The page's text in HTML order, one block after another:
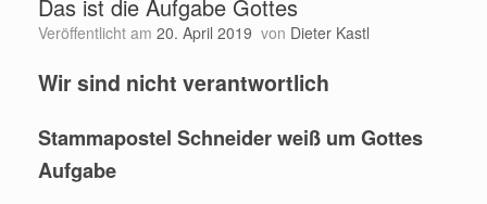
Das ist die Aufgabe Gottes
Veröffentlicht am 20. April 2019 von Dieter Kastl
Wir sind nicht verantwortlich
Stammapostel Schneider weiß um Gottes
Aufgabe